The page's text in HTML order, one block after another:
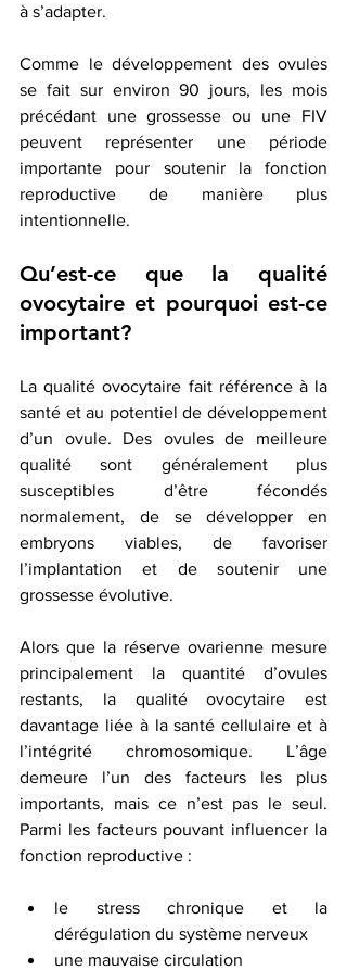
à s’adapter.
Comme le développement des ovules
se fait sur environ 90 jours, les mois
précédant une grossesse ou une FIV
peuvent représenter une période
importante pour soutenir la fonction
reproductive de manière plus
intentionnelle.
Qu’est-ce que la qualité
ovocytaire et pourquoi est-ce
important?
La qualité ovocytaire fait référence à la
santé et au potentiel de développement
d’un ovule. Des ovules de meilleure
qualité sont généralement plus
susceptibles d’être fécondés
normalement, de se développer en
embryons viables, de favoriser
l’implantation et de soutenir une
grossesse évolutive.
Alors que la réserve ovarienne mesure
principalement la quantité d’ovules
restants, la qualité ovocytaire est
davantage liée à la santé cellulaire et à
l’intégrité chromosomique. L’âge
demeure l’un des facteurs les plus
importants, mais ce n’est pas le seul.
Parmi les facteurs pouvant influencer la
fonction reproductive :
le stress chronique et la
dérégulation du système nerveux
une mauvaise circulation